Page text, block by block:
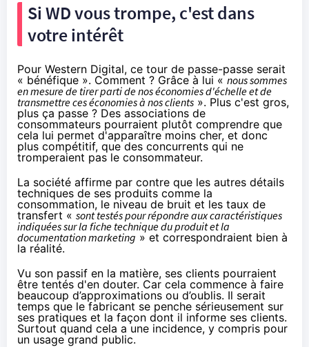
Si WD vous trompe, c'est dans
votre intérêt
Pour Western Digital, ce tour de passe-passe serait
« bénéfique ». Comment ? Grâce à lui «nous sommes
en mesure de tirer parti de nos économies d'échelle et de
transmettre ces économies à nos clients ». Plus c'est gros,
plus ça passe ? Des associations de
consommateurs pourraient plutôt comprendre que
cela lui permet d'apparaître moins cher, et donc
plus compétitif, que des concurrents qui ne
tromperaient pas le consommateur.
La société affirme par contre que les autres détails
techniques de ses produits comme la
consommation, le niveau de bruit et les taux de
transfert « sont testés pour répondre aux caractéristiques
indiquées sur la fiche technique du produit et la
documentation marketing » et correspondraient bien à
la réalité.
Vu son passif en la matière, ses clients pourraient
être tentés d'en douter. Car cela commence à faire
beaucoup d’approximations ou d’oublis. Il serait
temps que le fabricant se penche sérieusement sur
ses pratiques et la façon dont il informe ses clients.
Surtout quand cela a une incidence, y compris pour
un usage grand public.